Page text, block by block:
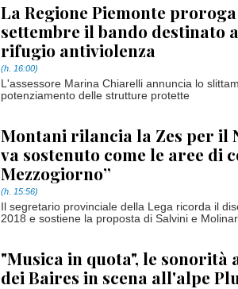
La Regione Piemonte
settembre il bando destinato
rifugio antiviolenza
(h. 16:00)
L'assessore Marina Chiarelli annuncia lo
potenziamento delle strutture protette
Montani rilancia la Zes per il
va sostenuto come le aree di
Mezzogiorno”
(h. 15:56)
Il segretario provinciale della Lega ricorda il
2018 e sostiene la proposta di Salvini e
"Musica in quota", le sonorità
dei Baires in scena all'alpe